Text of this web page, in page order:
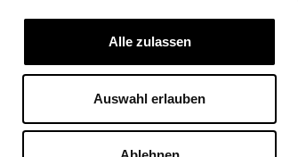
Alle zulassen
Auswahl erlauben